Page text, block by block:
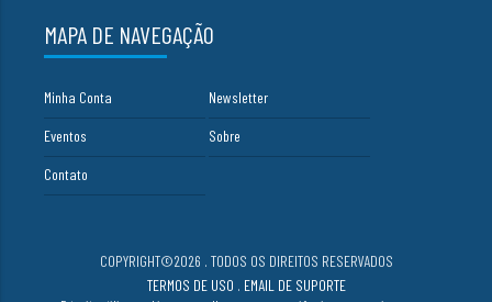
MAPA DE NAVEGAÇÃO
Minha Conta Newsletter
Eventos Sobre
Contato
COPYRIGHT©2026 . TODOS OS DIREITOS RESERVADOS
TERMOS DE USO . EMAIL DE SUPORTE